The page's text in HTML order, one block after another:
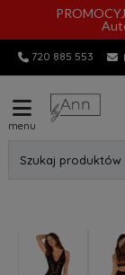
720 885 553
menu
Szukaj produktów